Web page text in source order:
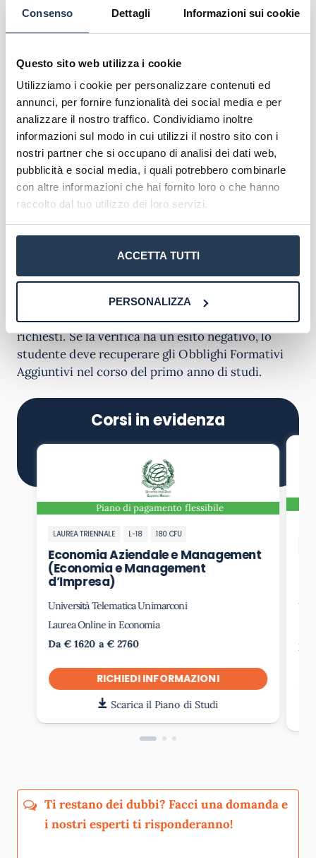
Consenso Dettagli Informazioni sui cookie
Questo sito web utilizza i cookie
Utilizziamo i cookie per personalizzare contenuti ed
annunci, per fornire funzionalità dei social media e per
analizzare il nostro traffico. Condividiamo inoltre
informazioni sul modo in cui utilizzi il nostro sito con i
nostri partner che si occupano di analisi dei dati web,
pubblicità e social media, i quali potrebbero combinarle
con altre informazioni che hai fornito loro o che hanno
raccolto dal tuo utilizzo dei loro servizi.
ACCETTA TUTTI
PERSONALIZZA
dell’Albo è necessario un titolo di laurea
specialistico o a ciclo unico.
Requisiti di ammissione
Per accedere a questo corso di laurea è necessario
avere un diploma di scuola secondaria superiore
oppure un titolo equipollente ottenuto all’estero
inoltre avere conoscenze di base di matematica
generale e di informatica, conoscere la lingua
inglese per comprendere testi di contenuto sia
generale, sia specialistico.
L’iscrizione può essere effettuata in qualsiasi
Università Telematiche – e prevede un test che
non pregiudica l’ingresso al corso
semplicemente per valutare i requisiti d’accesso
richiesti. Se la verifica ha un esito negativo, lo
studente deve recuperare gli Obblighi Formativi
Aggiuntivi nel corso del primo anno di studi.
Corsi in evidenza
Piano di pagamento flessibile
LAUREA TRIENNALE L-18 180 CFU
Economia Aziendale e Management
(Economia e Management
d’Impresa)
Università Telematica Unimarconi
Laurea Online in Economia
Da € 1620 a € 2760
RICHIEDI INFORMAZIONI
Scarica il Piano di Studi
Da